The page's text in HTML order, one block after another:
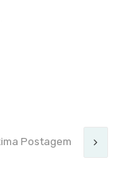
Postagem